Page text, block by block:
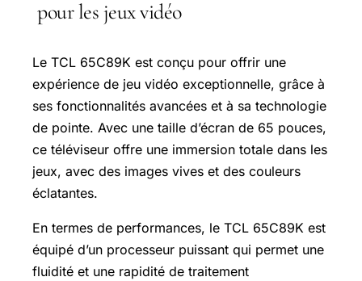
pour les jeux vidéo
Le TCL 65C89K est conçu pour offrir une
expérience de jeu vidéo exceptionnelle, grâce à
ses fonctionnalités avancées et à sa technologie
de pointe. Avec une taille d’écran de 65 pouces,
ce téléviseur offre une immersion totale dans les
jeux, avec des images vives et des couleurs
éclatantes.
En termes de performances, le TCL 65C89K est
équipé d’un processeur puissant qui permet une
fluidité et une rapidité de traitement